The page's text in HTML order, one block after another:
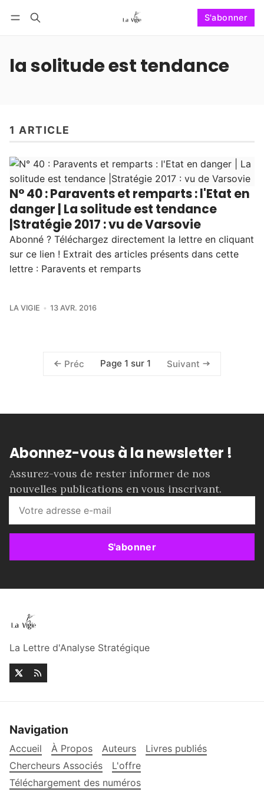
S'abonner
la solitude est tendance
1 ARTICLE
N° 40 : Paravents et remparts : l'Etat en
danger | La solitude est tendance
|Stratégie 2017 : vu de Varsovie
Abonné ? Téléchargez directement la lettre en cliquant
sur ce lien ! Extrait des articles présents dans cette
lettre : Paravents et remparts
LA VIGIE 13 AVR. 2016
Préc Page 1 sur 1 Suivant
Abonnez-vous à la newsletter !
Assurez-vous de rester informer de nos
nouvelles publications en vous inscrivant.
S'abonner
La Lettre d'Analyse Stratégique
Navigation
Accueil À Propos Auteurs
Livres publiés
Chercheurs Associés
L'offre
Téléchargement des numéros